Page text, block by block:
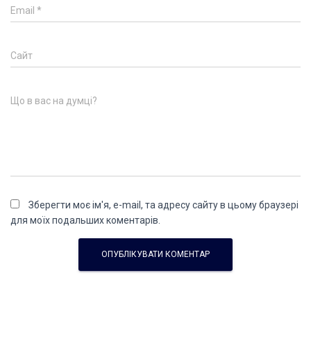
Email *
Сайт
Що в вас на думці?
Зберегти моє ім'я, e-mail, та адресу сайту в цьому браузері
для моїх подальших коментарів.